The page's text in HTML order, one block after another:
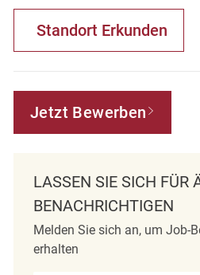
Standort Erkunden
Jetzt Bewerben
LASSEN SIE SICH FÜR
BENACHRICHTIGEN
Melden Sie sich an, um Job-
erhalten